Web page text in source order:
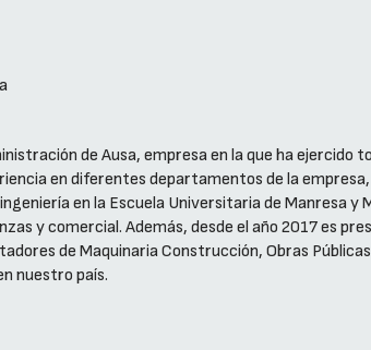
de Ausa, empresa en la que ha ejercido
en diferentes departamentos de la
en la Escuela Universitaria de Manresa y
y comercial. Además, desde el año 2017 es
de Maquinaria Construcción, Obras
nuestro país.